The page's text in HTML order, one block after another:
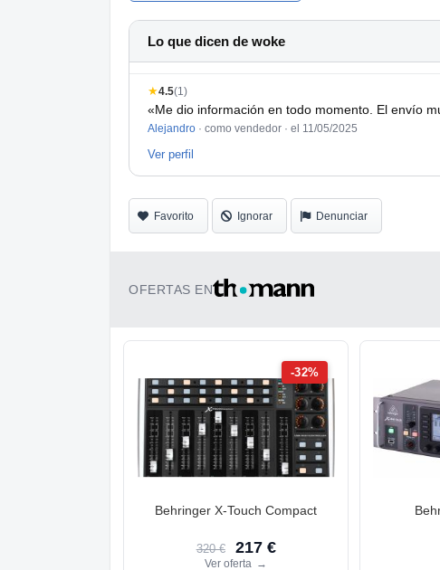
Lo que dicen de woke
★4.5(1)
«Me dio información en todo momento. El envío
Alejandro · como vendedor · el 11/05/2025
Ver perfil
Favorito Ignorar Denunciar
OFERTAS EN
-32%
Behringer X-Touch Compact
320 € 217 €
Ver oferta →